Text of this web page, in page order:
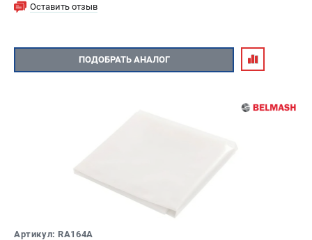
Оставить отзыв
ПОДОБРАТЬ АНАЛОГ
Артикул: RA164A